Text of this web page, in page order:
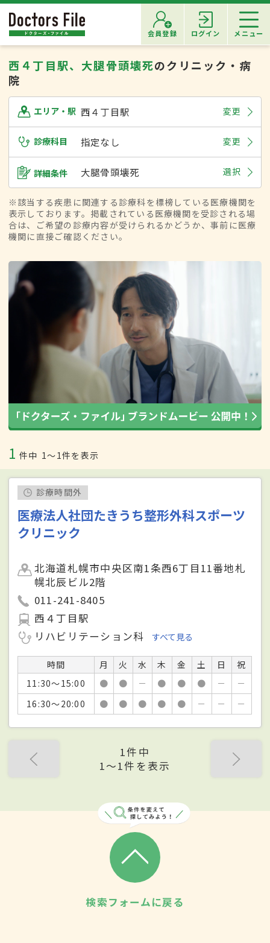
会員登録 ログイン メニュー
西４丁目駅、大腿骨頭壊死のクリニック・病
院
エリア・駅 西４丁目駅 変更
診療科目 指定なし 変更
詳細条件 大腿骨頭壊死 選択
※該当する疾患に関連する診療科を標榜している医療機関を
表示しております。掲載されている医療機関を受診される場
合は、ご希望の診療内容が受けられるかどうか、事前に医療
機関に直接ご確認ください。
1 件中 1〜1件を表示
診療時間外
医療法人社団たきうち整形外科スポーツ
クリニック
北海道札幌市中央区南1条西6丁目11番地札
幌北辰ビル2階
011-241-8405
西４丁目駅
リハビリテーション科
すべて見る
時間 月 火 水 木 金 土 日
祝
11:30～15:00
● ● － ● ● ● －
－
16:30～20:00
● ● ● ● ● － － －
1件中
1〜1件を表示
検索フォームに戻る